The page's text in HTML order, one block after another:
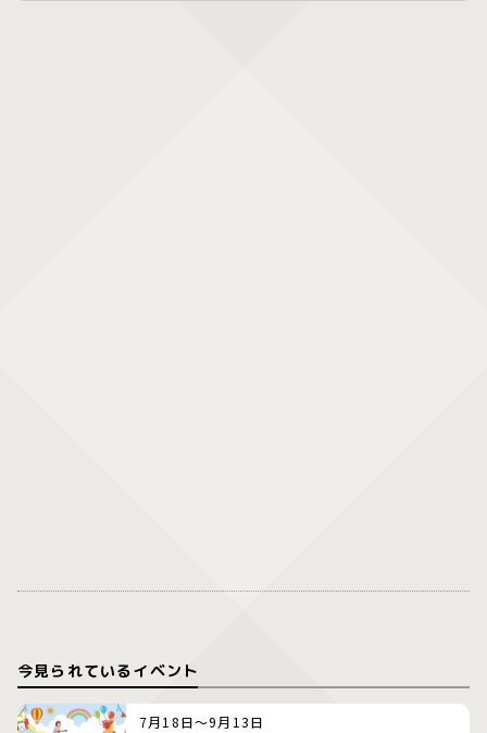
今見られているイベント
7月18日～9月13日